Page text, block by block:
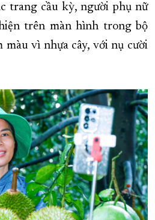
trang cầu kỳ, người phụ nữ
trên màn hình trong bộ
màu vì nhựa cây, với nụ cười